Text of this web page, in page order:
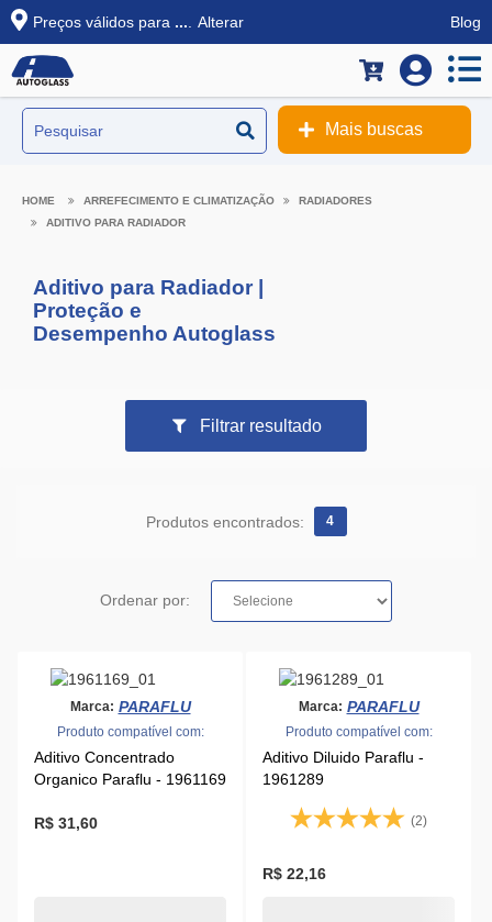
Preços válidos para ... Alterar Blog
Mais buscas
ARREFECIMENTO E CLIMATIZAÇÃO
RADIADORES
ADITIVO PARA RADIADOR
Aditivo para Radiador |
Proteção e
Desempenho Autoglass
Filtrar resultado
Produtos encontrados: 4
Ordenar por:
Marca: PARAFLU
Produto compatível com:
Aditivo Concentrado
Organico Paraflu - 1961169
R$ 31,60
Marca: PARAFLU
Produto compatível com:
Aditivo Diluido Paraflu -
1961289
(2)
R$ 22,16